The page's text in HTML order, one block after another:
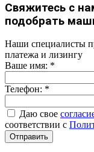
Свяжитесь с
подобрать
Наши специалисты
платежа и лизингу
Ваше имя: *
Телефон: *
Даю свое
соответствии с
Отправить